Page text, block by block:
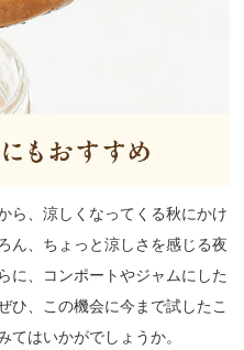
ら、涼しくなってくる秋にかけ
ん、ちょっと涼しさを感じる夜
に、コンポートやジャムにした
ひ、この機会に今まで試したこ
てはいかがでしょうか。